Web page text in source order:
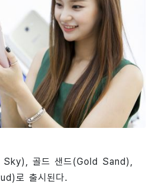
Sky), 골드 샌드(Gold Sand),
로 출시된다.